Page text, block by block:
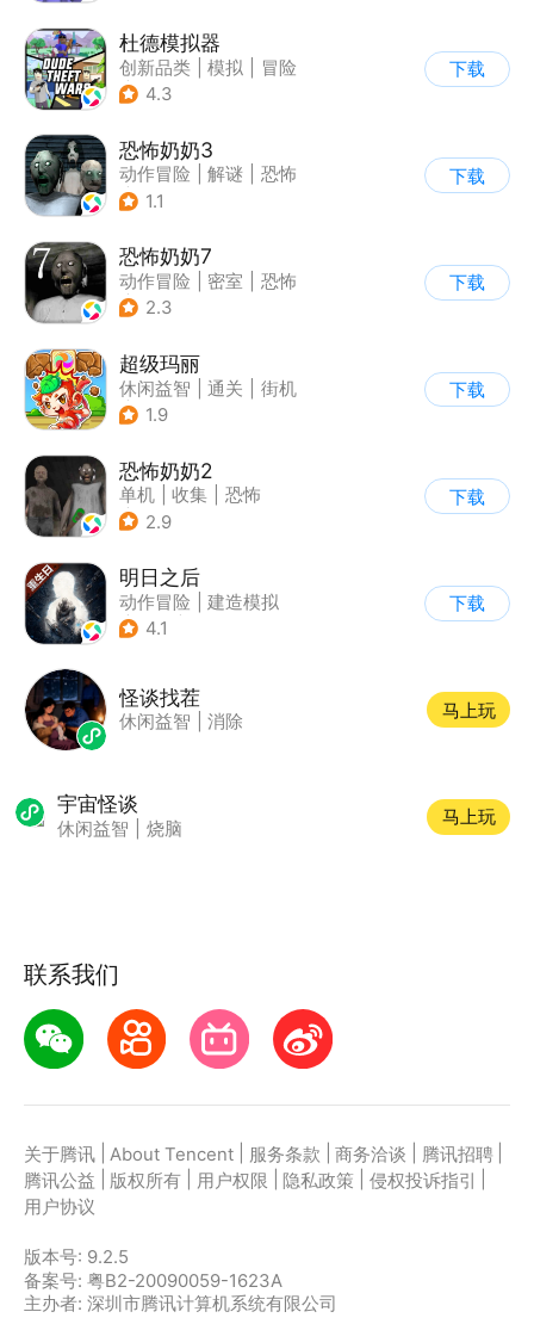
杜德模拟器
创新品类 模拟
冒险
| 写实
4.3
下载
恐怖奶奶3
动作冒险 解谜
恐怖
| 恐怖奶奶
1.1
下载
恐怖奶奶7
动作冒险 密室
恐怖
| 恐怖奶奶
2.3
下载
超级玛丽
休闲益智 通关
街机
| 儿童游戏
1.9
下载
恐怖奶奶2
单机 收集
恐怖
| 恐怖奶奶
2.9
下载
明日之后
动作冒险
建造模拟
| 丧尸
4.1
下载
怪谈找茬
休闲益智 消除
马上玩
宇宙怪谈
休闲益智 烧脑
马上玩
联系我们
关于腾讯 About Tencent 服务条款 商务洽谈 腾讯招聘
腾讯公益
版权所有 用户权限 隐私政策 侵权投诉指引
用户协议
版本号: 9.2.5
备案号: 粤B2-20090059-1623A
主办者: 深圳市腾讯计算机系统有限公司